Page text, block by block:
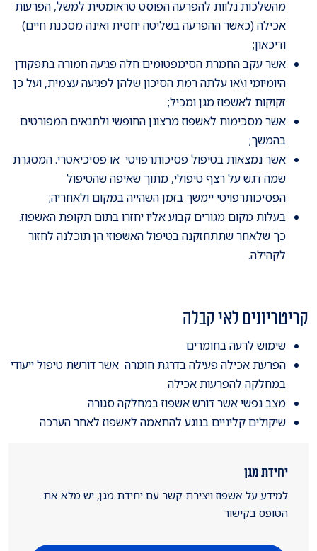
מהשלכות נלוות להפרעה הפוסט טראומטית למשל, הפרעות
אכילה (כאשר ההפרעה בשליטה יחסית ואינה מסכנת חיים)
ודיכאון;
אשר עקב החמרת הסימפטומים חלה פגיעה חמורה בתפקודן
היומיומי ו\או עלתה רמת הסיכון שלהן לפגיעה עצמית, ועל כן
זקוקות לאשפוז מגן ומכיל;
אשר מסכימות לאשפוז מרצונן החופשי ולתנאים המפורטים
בהמשך;
אשר נמצאות בטיפול פסיכותרפויטי או פסיכיאטרי. המסגרת
שמה דגש על רצף טיפולי, מתוך שאיפה שהטיפול
הפסיכותרפויטי יימשך בזמן השהייה במקום ולאחריה;
בעלות מקום מגורים קבוע אליו יחזרו בתום תקופת האשפוז.
כך שלאחר שתתחזקנה בטיפול האשפוזי הן תוכלנה לחזור
לקהילה.
קריטריונים לאי קבלה
שימוש לרעה בחומרים
הפרעת אכילה פעילה בדרגת חומרה אשר דורשת טיפול ייעודי
במחלקה להפרעות אכילה
מצב נפשי אשר דורש אשפוז במחלקה סגורה
שיקולים קליניים בנוגע להתאמה לאשפוז לאחר הערכה
יחידת מגן
למידע על אשפוז ויצירת קשר עם יחידת מגן, יש מלא את
הטופס בקישור